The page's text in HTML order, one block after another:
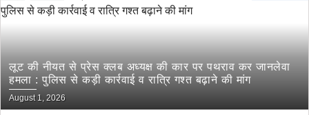
लूट की नीयत से प्रेस क्लब अध्यक्ष की कार पर पथराव कर जानलेवा
हमला : पुलिस से कड़ी कार्रवाई व रात्रि गश्त बढ़ाने की मांग
August 1, 2026